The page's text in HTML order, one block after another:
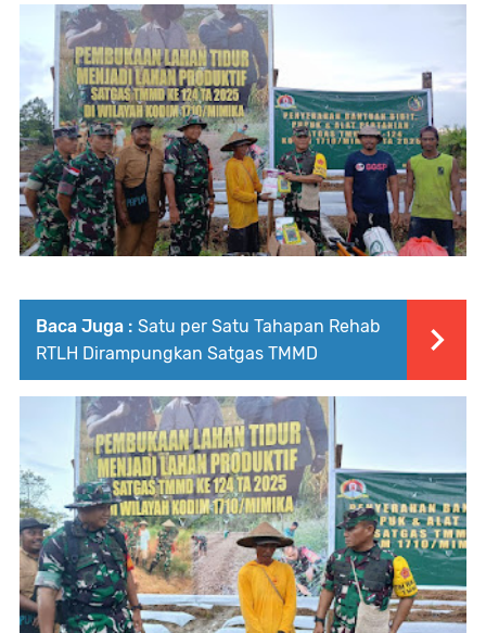
Baca Juga : Satu per Satu Tahapan Rehab
RTLH Dirampungkan Satgas TMMD